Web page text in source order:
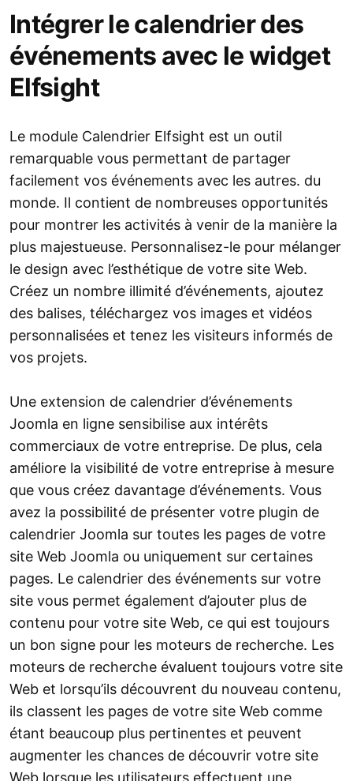
Intégrer le calendrier des
événements avec le widget
Elfsight
Le module Calendrier Elfsight est un outil
remarquable vous permettant de partager
facilement vos événements avec les autres. du
monde. Il contient de nombreuses opportunités
pour montrer les activités à venir de la manière la
plus majestueuse. Personnalisez-le pour mélanger
le design avec l’esthétique de votre site Web.
Créez un nombre illimité d’événements, ajoutez
des balises, téléchargez vos images et vidéos
personnalisées et tenez les visiteurs informés de
vos projets.
Une extension de calendrier d’événements
Joomla en ligne sensibilise aux intérêts
commerciaux de votre entreprise. De plus, cela
améliore la visibilité de votre entreprise à mesure
que vous créez davantage d’événements. Vous
avez la possibilité de présenter votre plugin de
calendrier Joomla sur toutes les pages de votre
site Web Joomla ou uniquement sur certaines
pages. Le calendrier des événements sur votre
site vous permet également d’ajouter plus de
contenu pour votre site Web, ce qui est toujours
un bon signe pour les moteurs de recherche. Les
moteurs de recherche évaluent toujours votre site
Web et lorsqu’ils découvrent du nouveau contenu,
ils classent les pages de votre site Web comme
étant beaucoup plus pertinentes et peuvent
augmenter les chances de découvrir votre site